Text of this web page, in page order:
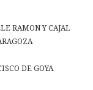
RAMON Y CAJAL
DE GOYA